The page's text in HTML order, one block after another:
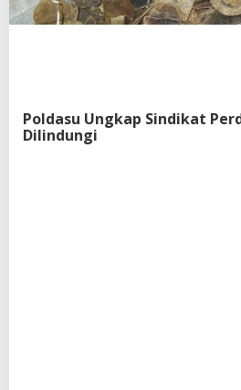
Poldasu Ungkap Sindikat
Dilindungi